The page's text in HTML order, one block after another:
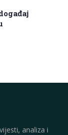
analiza i